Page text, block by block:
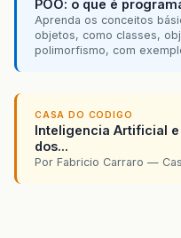
POO: o que é
Aprenda os conceitos
objetos, como classes,
polimorfismo, com
CASA DO CODIGO
Inteligencia Artificial e
dos...
Por Fabricio Carraro —